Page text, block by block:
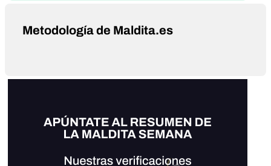
Metodología de Maldita.es